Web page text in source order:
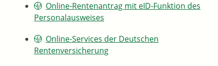
Online-Rentenantrag mit eID-Funktion des
Personalausweises
Online-Services der Deutschen
Rentenversicherung